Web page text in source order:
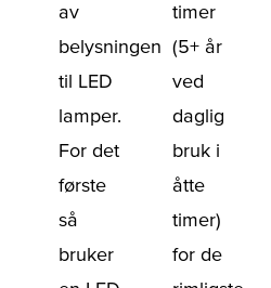
av
belysningen
til LED
lamper.
For det
første
så
bruker
timer
(5+ år
ved
daglig
bruk i
åtte
timer)
for de